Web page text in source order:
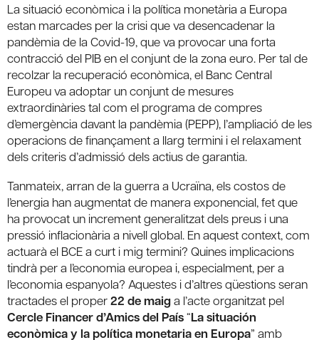
La situació econòmica i la política monetària a Europa
estan marcades per la crisi que va desencadenar la
pandèmia de la Covid-19, que va provocar una forta
contracció del PIB en el conjunt de la zona euro. Per tal de
recolzar la recuperació econòmica, el Banc Central
Europeu va adoptar un conjunt de mesures
extraordinàries tal com el programa de compres
d’emergència davant la pandèmia (PEPP), l’ampliació de les
operacions de finançament a llarg termini i el relaxament
dels criteris d’admissió dels actius de garantia.
Tanmateix, arran de la guerra a Ucraïna, els costos de
l’energia han augmentat de manera exponencial, fet que
ha provocat un increment generalitzat dels preus i una
pressió inflacionària a nivell global. En aquest context, com
actuarà el BCE a curt i mig termini? Quines implicacions
tindrà per a l’economia europea i, especialment, per a
l’economia espanyola? Aquestes i d’altres qüestions seran
tractades el proper22 de maiga l’acte organitzat pel
Cercle Financer d’Amics del País“La situación
econòmica y la política monetaria en Europa” amb